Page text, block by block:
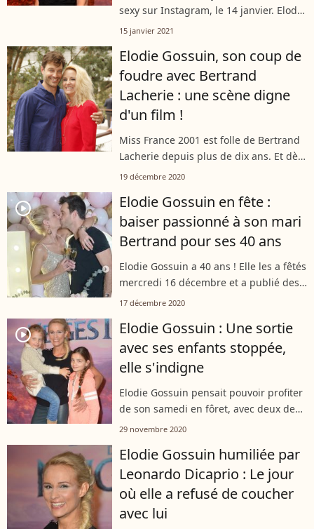
sexy sur Instagram, le 14 janvier. Elodie
Gossuin a posé en robe très décolletée.
15 janvier 2021
Elodie Gossuin, son coup de
foudre avec Bertrand
Lacherie : une scène digne
d'un film !
Miss France 2001 est folle de Bertrand
Lacherie depuis plus de dix ans. Et dès
leur rencontre, c'était une évidence
Elodie Gossuin lors d'une interview...
19 décembre 2020
player2
Elodie Gossuin en fête :
baiser passionné à son mari
Bertrand pour ses 40 ans
Elodie Gossuin a 40 ans ! Elle les a fêtés
mercredi 16 décembre et a publié des
photos de sa petite célébration en
gâteaux, champagne, ballons
gonflables...
17 décembre 2020
player2
Elodie Gossuin : Une sortie
avec ses enfants stoppée,
elle s'indigne
Elodie Gossuin pensait pouvoir profiter
de son samedi en fôret, avec deux de
ses 4 enfants. C'était sans compter sur
partie. L'ex-Miss France n'a...
29 novembre 2020
Elodie Gossuin humiliée par
Leonardo Dicaprio : Le jour
où elle a refusé de coucher
avec lui